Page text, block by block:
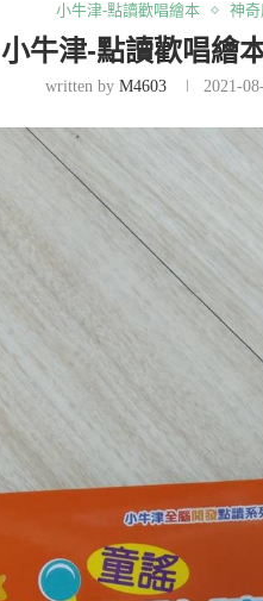
小牛津-點讀歡唱繪本 神
小牛津-點讀歡唱繪
written by M4603 2021-